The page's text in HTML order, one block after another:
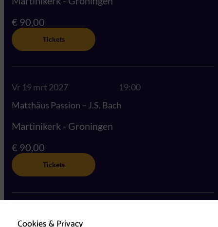
Cookies & Privacy
€ 90,00
Tickets
Vr 19 mrt 2027
19:00
Matthäus Passion – J.S. Bach
Martinikerk - Groningen
€ 90,00
Tickets